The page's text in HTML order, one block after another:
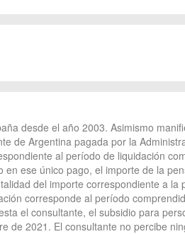
desde el año 2003. Asimismo
de Argentina pagada por la
al período de liquidación
ese único pago, el importe de la
del importe correspondiente a
corresponde al período
el consultante, el subsidio para
de 2021. El consultante no percibe